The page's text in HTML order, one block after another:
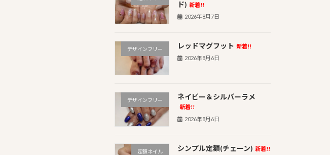
ド) 新着!!
2026年8月7日
デザインフリー レッドマグフット 新着!!
2026年8月6日
デザインフリー ネイビー＆シルバーラメ
新着!!
2026年8月6日
定額ネイル シンプル定額(チェーン) 新着!!